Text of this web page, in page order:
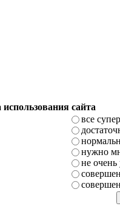
сайта
все супер
нужно
не очень